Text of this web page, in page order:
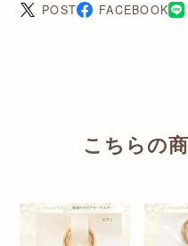
POST FACEBOOK
こちらの